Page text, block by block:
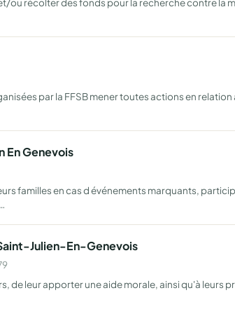
ou récolter des fonds pour la recherche contre la
par la FFSB mener toutes actions en
En Genevois
familles en cas d événements marquants,
Julien-En-Genevois
de leur apporter une aide morale, ainsi qu'à leurs